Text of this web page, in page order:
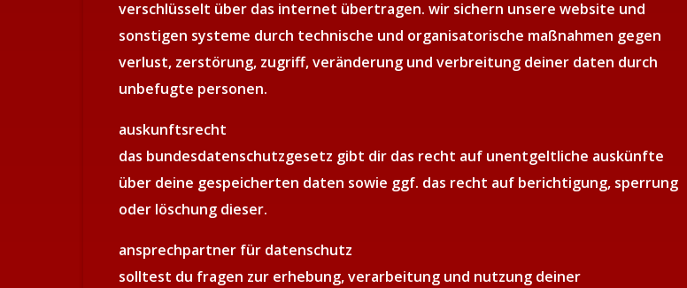
verschlüsselt über das internet übertragen. wir sichern unsere website und
sonstigen systeme durch technische und organisatorische maßnahmen gegen
verlust, zerstörung, zugriff, veränderung und verbreitung deiner daten durch
unbefugte personen.
auskunftsrecht
das bundesdatenschutzgesetz gibt dir das recht auf unentgeltliche auskünfte
über deine gespeicherten daten sowie ggf. das recht auf berichtigung, sperrung
oder löschung dieser.
ansprechpartner für datenschutz
solltest du fragen zur erhebung, verarbeitung und nutzung deiner